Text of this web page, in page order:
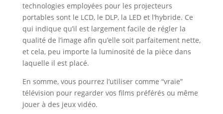
technologies employées pour les projecteurs
portables sont le LCD, le DLP, la LED et l’hybride. Ce
qui indique qu’il est largement facile de régler la
qualité de l’image afin qu’elle soit parfaitement nette,
et cela, peu importe la luminosité de la pièce dans
laquelle il est placé.
En somme, vous pourrez l’utiliser comme “vraie”
télévision pour regarder vos films préférés ou même
jouer à des jeux vidéo.